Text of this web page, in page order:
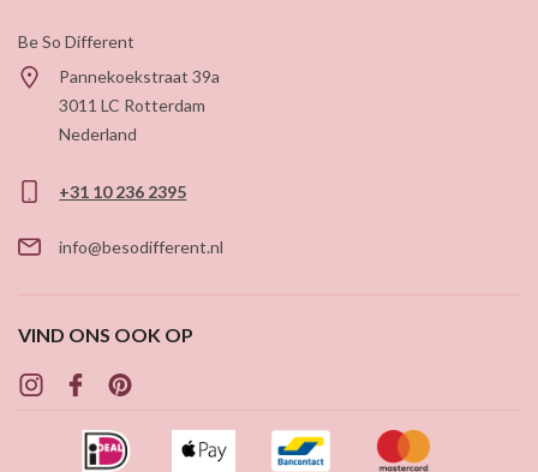
Be So Different
Pannekoekstraat 39a
3011 LC Rotterdam
Nederland
+31 10 236 2395
info@besodifferent.nl
VIND ONS OOK OP